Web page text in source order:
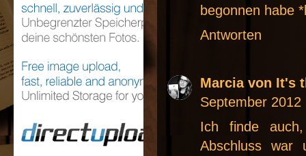
begonnen habe
Antworten
Marcia von It's
September 2012
Ich finde
Abschluss war